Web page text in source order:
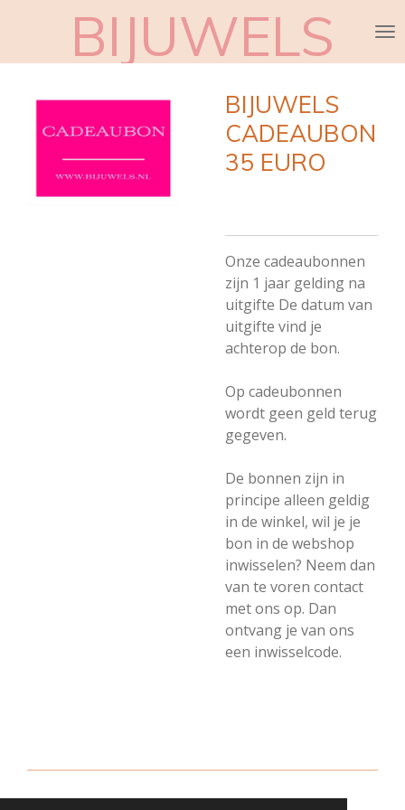
naar
hoofdinhoud
BIJUWELS
BIJUWELS
CADEAUBON
35 EURO
Onze cadeaubonnen
zijn 1 jaar gelding na
uitgifte De datum van
uitgifte vind je
achterop de bon.
Op cadeubonnen
wordt geen geld terug
gegeven.
De bonnen zijn in
principe alleen geldig
in de winkel, wil je je
bon in de webshop
inwisselen? Neem dan
van te voren contact
met ons op. Dan
ontvang je van ons
een inwisselcode.